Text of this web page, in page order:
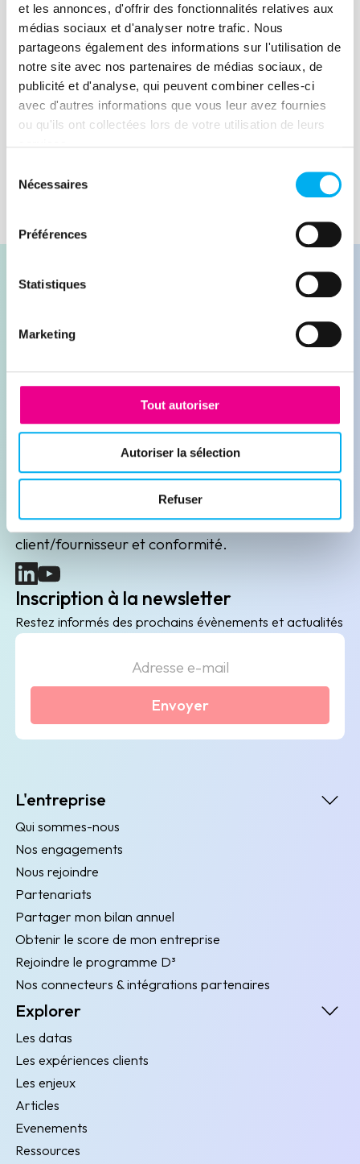
et les annonces, d'offrir des fonctionnalités relatives aux
médias sociaux et d'analyser notre trafic. Nous
partageons également des informations sur l'utilisation de
notre site avec nos partenaires de médias sociaux, de
publicité et d'analyse, qui peuvent combiner celles-ci
avec d'autres informations que vous leur avez fournies
ou qu'ils ont collectées lors de votre utilisation de leurs
Nécessaires
Préférences
Statistiques
Marketing
Tout autoriser
Autoriser la sélection
Refuser
créées à des fins malveillantes ou pour
dissimuler des activités illicites. Pour les
professionnels de la conformité, une
approche proactive, associée à des
contrôles rigoureux et une collaboration
avec des partenaires fiables, est la clé
Lire la suite
Demander une démonstration
Leader de l'information sur les entreprises depuis
plus de 130 ans, ELLISPHERE accompagne les
acteurs économiques dans leurs problématiques
B2B de data marketing, gestion des risques
client/fournisseur et conformité.
(nouvelle fenêtre)
(nouvelle fenêtre)
Inscription à la newsletter
Restez informés des prochains évènements et actualités
Envoyer
L'entreprise
Qui sommes-nous
Nos engagements
Nous rejoindre
Partenariats
Partager mon bilan annuel
Obtenir le score de mon entreprise
Rejoindre le programme D³
Nos connecteurs & intégrations partenaires
Explorer
Les datas
Les expériences clients
Les enjeux
Articles
Evenements
Ressources